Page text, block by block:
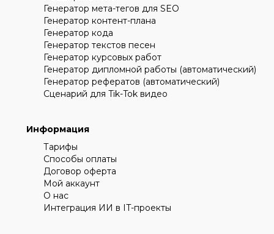
Генератор мета-тегов для SEO
Генератор контент-плана
Генератор кода
Генератор текстов песен
Генератор курсовых работ
Генератор дипломной работы (автоматический)
Генератор рефератов (автоматический)
Сценарий для Tik-Tok видео
Информация
Тарифы
Способы оплаты
Договор оферта
Мой аккаунт
О нас
Интеграция ИИ в IT-проекты